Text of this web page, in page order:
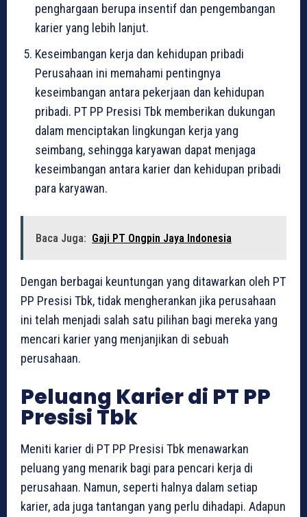
penghargaan berupa insentif dan pengembangan
karier yang lebih lanjut.
Keseimbangan kerja dan kehidupan pribadi
Perusahaan ini memahami pentingnya
keseimbangan antara pekerjaan dan kehidupan
pribadi. PT PP Presisi Tbk memberikan dukungan
dalam menciptakan lingkungan kerja yang
seimbang, sehingga karyawan dapat menjaga
keseimbangan antara karier dan kehidupan pribadi
para karyawan.
Baca Juga: Gaji PT Ongpin Jaya Indonesia
Dengan berbagai keuntungan yang ditawarkan oleh PT
PP Presisi Tbk, tidak mengherankan jika perusahaan
ini telah menjadi salah satu pilihan bagi mereka yang
mencari karier yang menjanjikan di sebuah
perusahaan.
Peluang Karier di PT PP
Presisi Tbk
Meniti karier di PT PP Presisi Tbk menawarkan
peluang yang menarik bagi para pencari kerja di
perusahaan. Namun, seperti halnya dalam setiap
karier, ada juga tantangan yang perlu dihadapi. Adapun